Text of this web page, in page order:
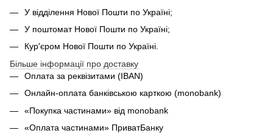
У відділення Нової Пошти по Україні;
У поштомат Нової Пошти по Україні;
Кур'єром Нової Пошти по Україні.
Більше інформації про доставку
Оплата за реквізитами (IBAN)
Онлайн-оплата банківською карткою (monobank)
«Покупка частинами» від monobank
«Оплата частинами» ПриватБанку